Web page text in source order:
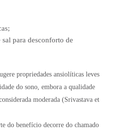
para desconforto de
propriedades ansiolíticas leves
do sono, embora a qualidade
moderada (Srivastava et
do benefício decorre do chamado